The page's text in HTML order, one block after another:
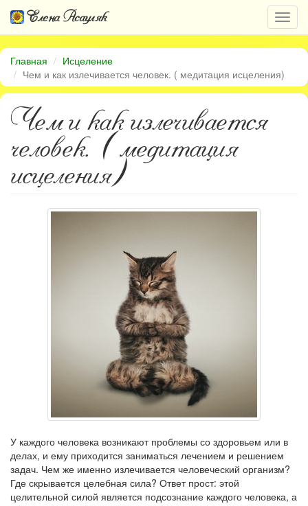
Елена Асауляк
Главная
Исцеление
Чем и как излечивается человек. ( медитация исцеления)
Чем и как излечивается
человек. ( медитация
исцеления)
У каждого человека возникают проблемы со здоровьем или в
делах, и ему приходится заниматься лечением и решением
задач. Чем же именно излечивается человеческий организм?
Где скрывается целебная сила? Ответ прост: этой
целительной силой является подсознание каждого человека, а